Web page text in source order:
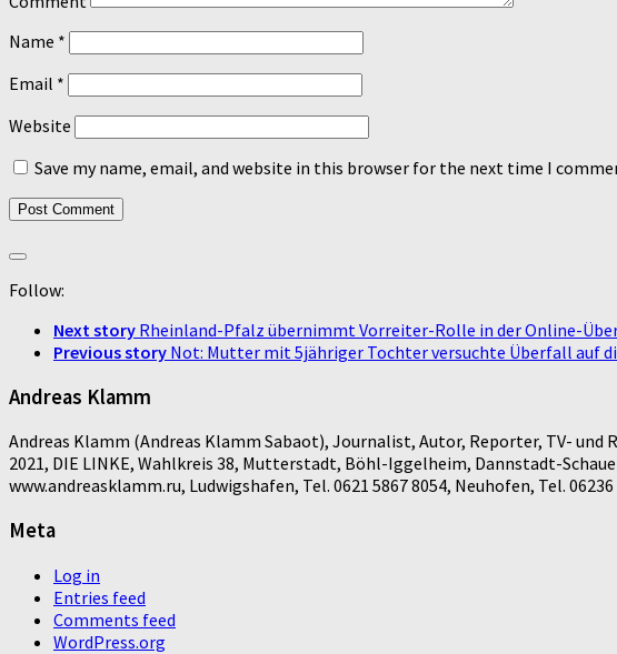
Name *
Email *
Website
Save my name, email, and website in this browser for the next time I
Follow:
Next story Rheinland-Pfalz übernimmt Vorreiter-Rolle in der Online-
Previous story Not: Mutter mit 5jähriger Tochter versuchte Überfall auf
Andreas Klamm
Andreas Klamm (Andreas Klamm Sabaot), Journalist, Autor, Reporter, TV-
2021, DIE LINKE, Wahlkreis 38, Mutterstadt, Böhl-Iggelheim, Dannstadt-
www.andreasklamm.ru, Ludwigshafen, Tel. 0621 5867 8054, Neuhofen, Tel. 06236
Meta
Log in
Entries feed
Comments feed
WordPress.org